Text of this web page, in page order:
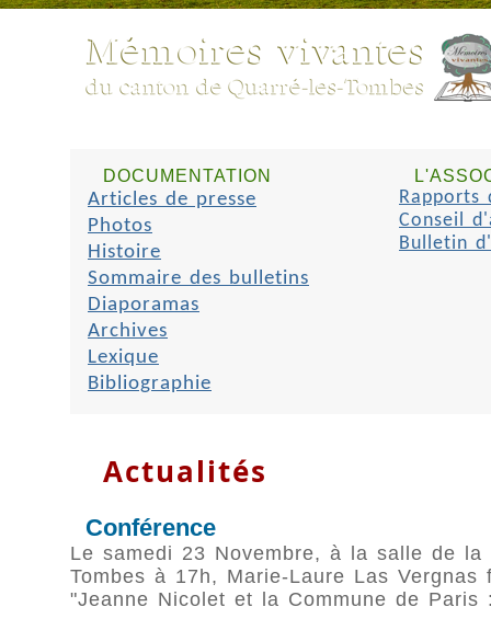
DOCUMENTATION
Articles de presse
Photos
Histoire
Sommaire des bulletins
Diaporamas
Archives
Lexique
Bibliographie
Rapports
Conseil
Bulletin
Actualités
Conférence
Le samedi 23 Novembre, à la salle de la
Tombes à 17h, Marie-Laure Las Vergnas
"Jeanne Nicolet et la Commune de Paris